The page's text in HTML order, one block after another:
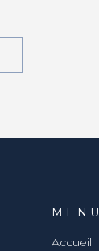
MENU
Accueil